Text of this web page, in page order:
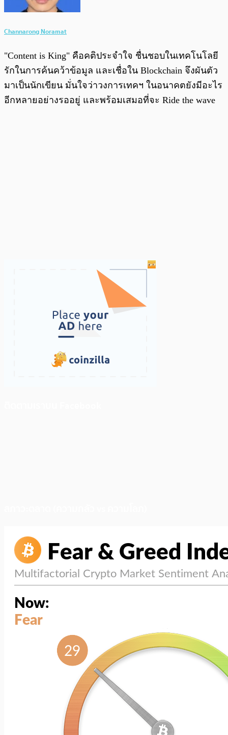
Channarong Noramat
"Content is King" คือคติประจำใจ ชื่นชอบในเทคโนโลยี
รักในการค้นคว้าข้อมูล และเชื่อใน Blockchain จึงผันตัว
มาเป็นนักเขียน มั่นใจว่าวงการเทคฯ ในอนาคตยังมีอะไร
อีกหลายอย่างรออยู่ และพร้อมเสมอที่จะ Ride the wave